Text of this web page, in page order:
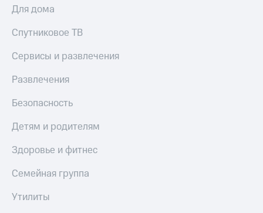
Для дома
Спутниковое ТВ
Сервисы и развлечения
Развлечения
Безопасность
Детям и родителям
Здоровье и фитнес
Семейная группа
Утилиты